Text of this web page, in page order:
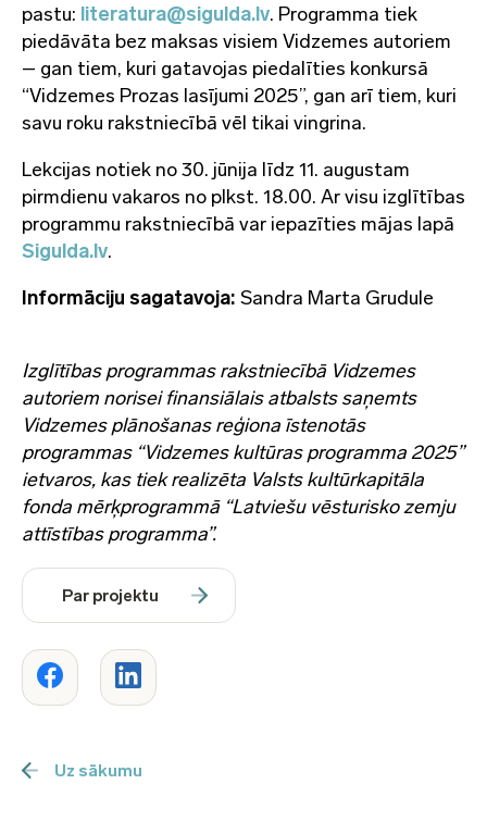
pastu: literatura@sigulda.lv. Programma tiek
piedāvāta bez maksas visiem Vidzemes autoriem
– gan tiem, kuri gatavojas piedalīties konkursā
“Vidzemes Prozas lasījumi 2025”, gan arī tiem, kuri
savu roku rakstniecībā vēl tikai vingrina.
Lekcijas notiek no 30. jūnija līdz 11. augustam
pirmdienu vakaros no plkst. 18.00. Ar visu izglītības
programmu rakstniecībā var iepazīties mājas lapā
Sigulda.lv.
Informāciju sagatavoja: Sandra Marta Grudule
Izglītības programmas rakstniecībā Vidzemes
autoriem norisei finansiālais atbalsts saņemts
Vidzemes plānošanas reģiona īstenotās
programmas “Vidzemes kultūras programma 2025”
ietvaros, kas tiek realizēta Valsts kultūrkapitāla
fonda mērķprogrammā “Latviešu vēsturisko zemju
attīstības programma”.
Par projektu
Uz sākumu